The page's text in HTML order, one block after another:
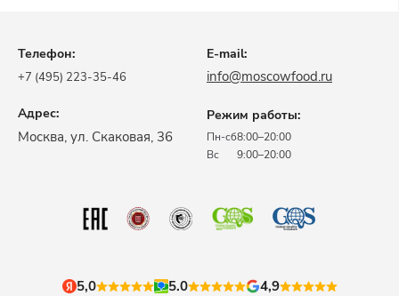
Телефон:
+7 (495) 223-35-46
E-mail:
info@moscowfood.ru
Адрес:
​Москва, ул. Скаковая, 36​
Режим работы:
Пн-сб
Вс
8:00–20:00
9:00–20:00
5,0 5.0 4,9